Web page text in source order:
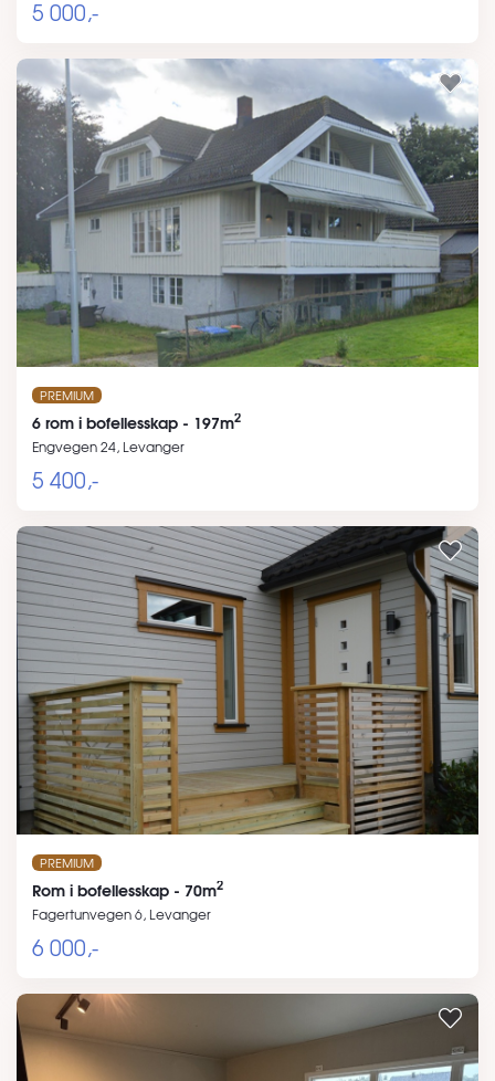
5 000,-
PREMIUM
6 rom i bofellesskap - 197m2
Engvegen 24, Levanger
5 400,-
PREMIUM
Rom i bofellesskap - 70m2
Fagertunvegen 6, Levanger
6 000,-